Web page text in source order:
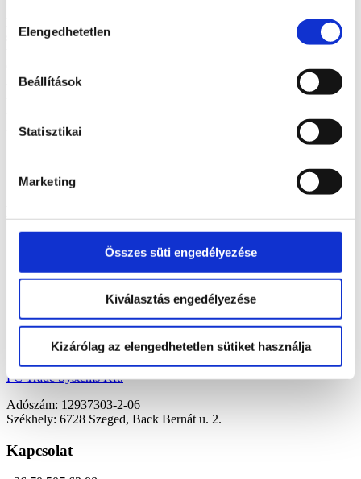
kiválasztása
Elengedhetetlen
Beállítások
Statisztikai
Marketing
Összes süti engedélyezése
Kiválasztás engedélyezése
Kizárólag az elengedhetetlen sütiket használja
Értesítjük az Europroof felhasználóit, hogy az adatparki
szerveren karbantartást végeznek munkatársaink, ezért, az ott
Europroof vállalatirányítási rendszerüket, valamint ebben az
időszakban a DEMO verzió sem elérhető! Megértésüket
2020. 08. 12.
Europroof Start
Europroof Premium
Kapcsolat
PC Trade Systems Kft.
Adószám: 12937303-2-06
Székhely: 6728 Szeged, Back Bernát u. 2.
Kapcsolat